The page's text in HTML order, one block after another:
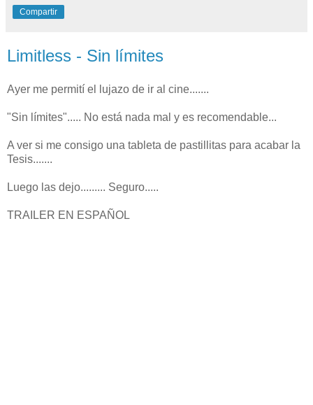
Compartir
Limitless - Sin límites
Ayer me permití el lujazo de ir al cine.......
"Sin límites"..... No está nada mal y es recomendable...
A ver si me consigo una tableta de pastillitas para acabar la
Tesis.......
Luego las dejo......... Seguro.....
TRAILER EN ESPAÑOL